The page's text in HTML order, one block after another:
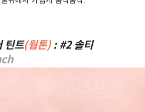
틴트(웜톤) : #2 솔티